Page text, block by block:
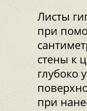
Листы
при
стены к
глубоко
при